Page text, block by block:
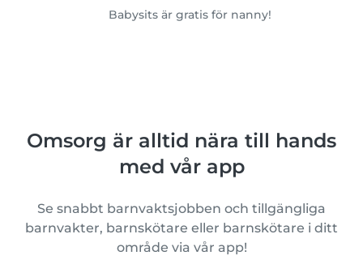
Babysits är gratis för nanny!
Omsorg är alltid nära till hands
med vår app
Se snabbt barnvaktsjobben och tillgängliga
barnvakter, barnskötare eller barnskötare i ditt
område via vår app!